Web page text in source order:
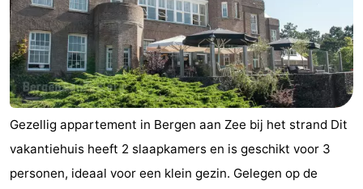
Gezellig appartement in Bergen aan Zee bij het strand Dit
vakantiehuis heeft 2 slaapkamers en is geschikt voor 3
personen, ideaal voor een klein gezin. Gelegen op de